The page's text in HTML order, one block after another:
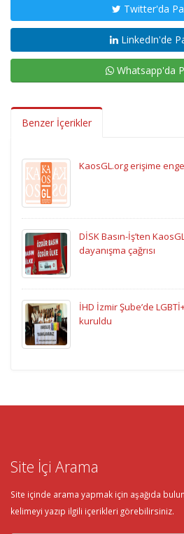
Twitter'da
LinkedIn'de
Whatsapp'da
Benzer İçerikler
KaosGL.org erişime
DİSK Basın-İş’ten
dayanışma çağrısı
İHD İzmir Şube’de
kuruldu
Site İçi Arama
Site içinde arama yapmak için aşağıda
kelimeyi yazıp ilgili içerikleri görebilirsiniz.